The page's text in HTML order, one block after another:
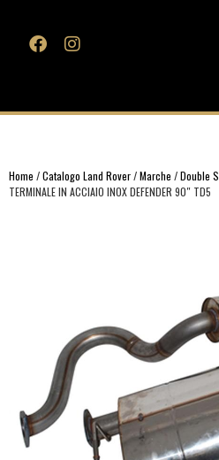
Home /Catalogo Land Rover/Marche /Double S
TERMINALE IN ACCIAIO INOX DEFENDER 90″ TD5